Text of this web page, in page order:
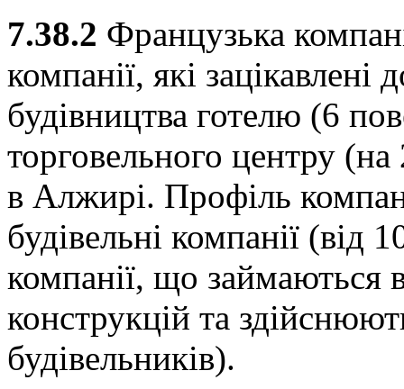
7.38.2 Французька
компанії, які зацікавлені
будівництва готелю (6
торговельного центру
в Алжирі. Профіль
будівельні компанії (від
компанії, що займаються
конструкцій та
будівельників).